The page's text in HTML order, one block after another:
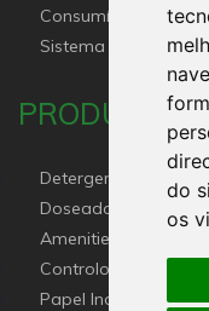
do
os
Profissional e
Consumíveis de
Sistema HACCP
PRODUTOS
Detergentes e
Doseadores Bombas
Amenities Hotel e
Controlo De Pragas
Papel Industrial –